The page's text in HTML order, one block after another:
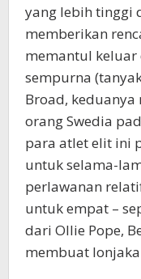
yang lebih tinggi
memberikan
memantul keluar
sempurna
Broad, keduanya
orang Swedia
para atlet elit ini
untuk selama-
perlawanan
untuk empat –
dari Ollie Pope,
membuat